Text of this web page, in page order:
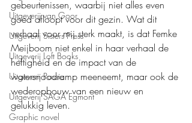
Uitgeverij van Goor
Uitgeverij Sisters Press
Uitgeverij Loft Books
Uitgeverij Passie
Uitgeverij SAGA Egmont
Graphic novel
gebeurtenissen, waarbij niet alles even
goed afloopt voor dit gezin. Wat dit
verhaal voor mij sterk maakt, is dat Femke
Meijboom niet enkel in haar verhaal de
heftigheid en de impact van de
watersnoodramp meeneemt, maar ook de
wederopbouw van een nieuw en
gelukkig leven.